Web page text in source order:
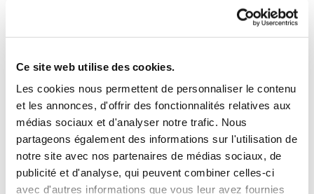
Ce site web utilise des cookies.
Les cookies nous permettent de personnaliser le contenu
et les annonces, d'offrir des fonctionnalités relatives aux
médias sociaux et d'analyser notre trafic. Nous
partageons également des informations sur l'utilisation de
notre site avec nos partenaires de médias sociaux, de
publicité et d'analyse, qui peuvent combiner celles-ci
avec d'autres informations que vous leur avez fournies
Fontaine de l'Orme, 84360 Mérindol, France
Numéro de téléphone : 0626708226
Bastien MEKERSI
Hébergeur
Orange SA
SA au capital de 10 640 226 396 euros